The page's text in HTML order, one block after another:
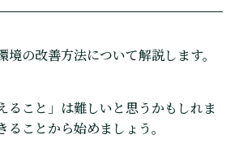
境の改善方法について解説します。
ること」は難しいと思うかもしれま
ことから始めましょう。